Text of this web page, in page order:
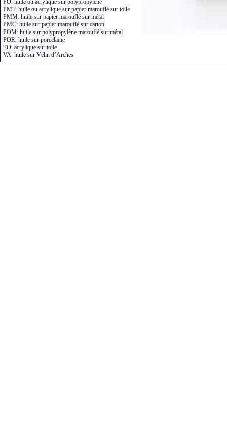
PO: huile ou acrylique sur polypropylène
PMT: huile ou acrylique sur papier marouflé sur toile
PMM: huile sur papier marouflé sur métal
PMC: huile sur papier marouflé sur carton
POM: huile sur polypropylène marouflé sur métal
POR: huile sur porcelaine
TO: acrylique sur toile
VA: huile sur Vélin d’Arches